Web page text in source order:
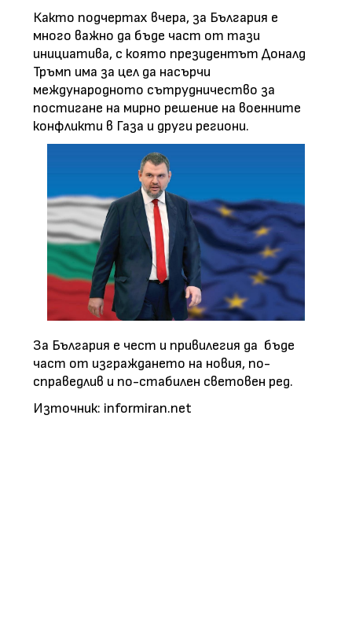
Както подчертах вчера, за България е
много важно да бъде част от тази
инициатива, с която президентът Доналд
Тръмп има за цел да насърчи
международното сътрудничество за
постигане на мирно решение на военните
конфликти в Газа и други региони.
За България е чест и привилегия да бъде
част от изграждането на новия, по-
справедлив и по-стабилен световен ред.
Източник: informiran.net